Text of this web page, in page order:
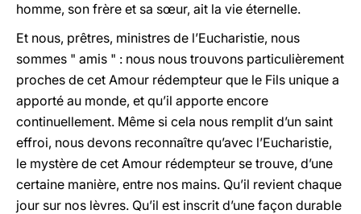
homme, son frère et sa sœur, ait la vie éternelle.
Et nous, prêtres, ministres de l’Eucharistie, nous
sommes " amis " : nous nous trouvons particulièrement
proches de cet Amour rédempteur que le Fils unique a
apporté au monde, et qu’il apporte encore
continuellement. Même si cela nous remplit d’un saint
effroi, nous devons reconnaître qu’avec l’Eucharistie,
le mystère de cet Amour rédempteur se trouve, d’une
certaine manière, entre nos mains. Qu’il revient chaque
jour sur nos lèvres. Qu’il est inscrit d’une façon durable